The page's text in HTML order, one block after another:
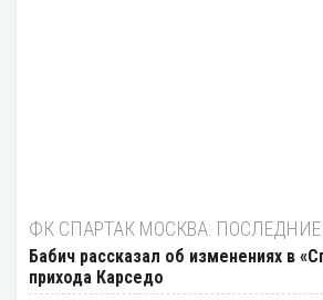
ФК СПАРТАК МОСКВА:
Бабич рассказал об изменениях в
прихода Карседо